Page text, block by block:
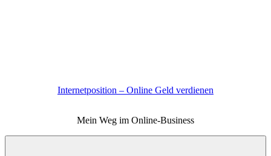
Internetposition – Online Geld verdienen
Mein Weg im Online-Business